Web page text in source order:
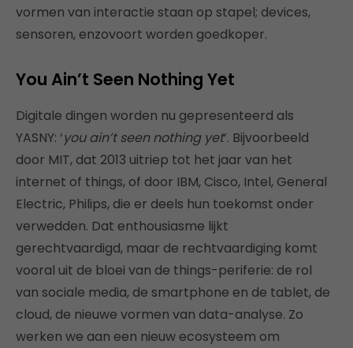
vormen van interactie staan op stapel; devices,
sensoren, enzovoort worden goedkoper.
You Ain’t Seen Nothing Yet
Digitale dingen worden nu gepresenteerd als
YASNY: ‘you ain’t seen nothing yet’. Bijvoorbeeld
door MIT, dat 2013 uitriep tot het jaar van het
internet of things, of door IBM, Cisco, Intel, General
Electric, Philips, die er deels hun toekomst onder
verwedden. Dat enthousiasme lijkt
gerechtvaardigd, maar de rechtvaardiging komt
vooral uit de bloei van de things-periferie: de rol
van sociale media, de smartphone en de tablet, de
cloud, de nieuwe vormen van data-analyse. Zo
werken we aan een nieuw ecosysteem om